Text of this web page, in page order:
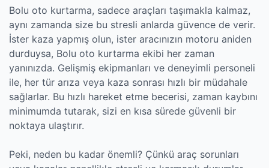
Bolu oto kurtarma, sadece araçları taşımakla kalmaz,
aynı zamanda size bu stresli anlarda güvence de verir.
İster kaza yapmış olun, ister aracınızın motoru aniden
durduysa, Bolu oto kurtarma ekibi her zaman
yanınızda. Gelişmiş ekipmanları ve deneyimli personeli
ile, her tür arıza veya kaza sonrası hızlı bir müdahale
sağlarlar. Bu hızlı hareket etme becerisi, zaman kaybını
minimumda tutarak, sizi en kısa sürede güvenli bir
noktaya ulaştırır.
Peki, neden bu kadar önemli? Çünkü araç sorunları